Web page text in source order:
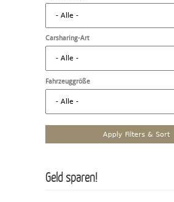
Carsharing-Art
Fahrzeuggröße
Geld sparen!